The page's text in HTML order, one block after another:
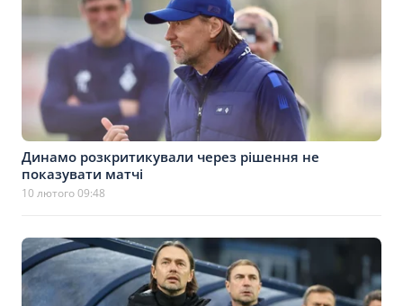
Динамо розкритикували через рішення не
показувати матчі
10 лютого 09:48